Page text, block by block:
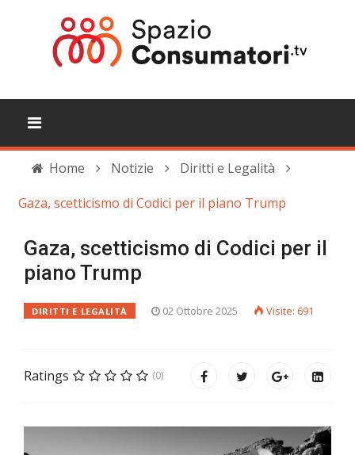
Home Notizie
Diritti e Legalità
Gaza, scetticismo di Codici per il piano Trump
Gaza, scetticismo di Codici per il
piano Trump
DIRITTI E LEGALITÀ 02 Ottobre 2025 Visite: 691
Ratings (0)